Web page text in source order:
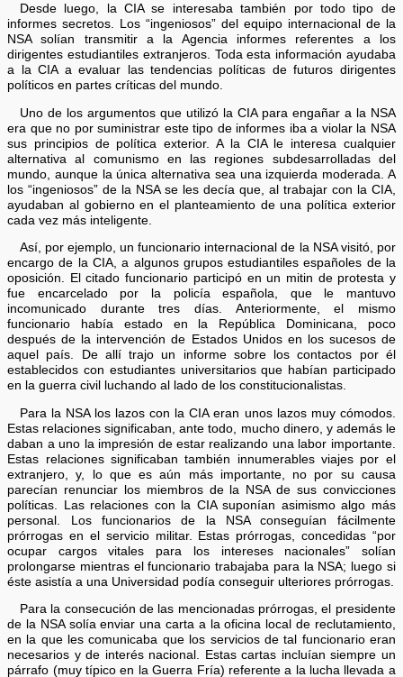
Desde luego, la CIA se interesaba también por todo tipo de
informes secretos. Los “ingeniosos” del equipo internacional de la
NSA solían transmitir a la Agencia informes referentes a los
dirigentes estudiantiles extranjeros. Toda esta información ayudaba
a la CIA a evaluar las tendencias políticas de futuros dirigentes
políticos en partes críticas del mundo.
Uno de los argumentos que utilizó la CIA para engañar a la NSA
era que no por suministrar este tipo de informes iba a violar la NSA
sus principios de política exterior. A la CIA le interesa cualquier
alternativa al comunismo en las regiones subdesarrolladas del
mundo, aunque la única alternativa sea una izquierda moderada. A
los “ingeniosos” de la NSA se les decía que, al trabajar con la CIA,
ayudaban al gobierno en el planteamiento de una política exterior
cada vez más inteligente.
Así, por ejemplo, un funcionario internacional de la NSA visitó, por
encargo de la CIA, a algunos grupos estudiantiles españoles de la
oposición. El citado funcionario participó en un mitin de protesta y
fue encarcelado por la policía española, que le mantuvo
incomunicado durante tres días. Anteriormente, el mismo
funcionario había estado en la República Dominicana, poco
después de la intervención de Estados Unidos en los sucesos de
aquel país. De allí trajo un informe sobre los contactos por él
establecidos con estudiantes universitarios que habían participado
en la guerra civil luchando al lado de los constitucionalistas.
Para la NSA los lazos con la CIA eran unos lazos muy cómodos.
Estas relaciones significaban, ante todo, mucho dinero, y además le
daban a uno la impresión de estar realizando una labor importante.
Estas relaciones significaban también innumerables viajes por el
extranjero, y, lo que es aún más importante, no por su causa
parecían renunciar los miembros de la NSA de sus convicciones
políticas. Las relaciones con la CIA suponían asimismo algo más
personal. Los funcionarios de la NSA conseguían fácilmente
prórrogas en el servicio militar. Estas prórrogas, concedidas “por
ocupar cargos vitales para los intereses nacionales” solían
prolongarse mientras el funcionario trabajaba para la NSA; luego si
éste asistía a una Universidad podía conseguir ulteriores prórrogas.
Para la consecución de las mencionadas prórrogas, el presidente
de la NSA solía enviar una carta a la oficina local de reclutamiento,
en la que les comunicaba que los servicios de tal funcionario eran
necesarios y de interés nacional. Estas cartas incluían siempre un
párrafo (muy típico en la Guerra Fría) referente a la lucha llevada a